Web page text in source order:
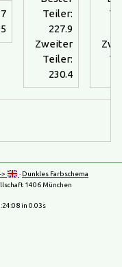
Teiler:
227.9
Zweiter
Teiler:
230.4
-> · Dunkles Farbschema
1406 München
in 0.03s